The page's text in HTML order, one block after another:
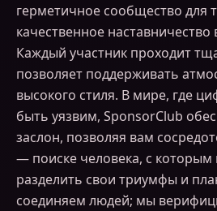
герметичное сообщество для
качественное
Каждый участник проходит
позволяет поддерживать
высокого стиля. В мире, где
быть уязвим, SponsorClub
заслон, позволяя вам
— поиске человека, с которым
разделить свои триумфы и
соединяем людей; мы